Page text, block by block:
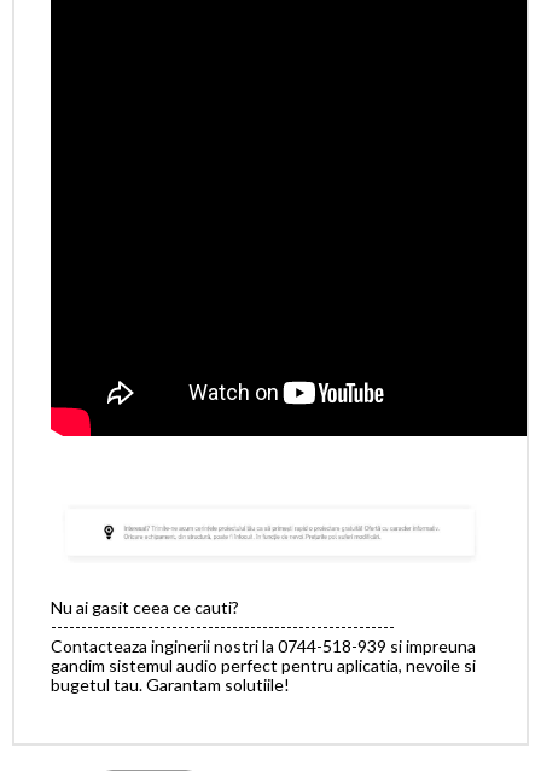
Nu ai gasit ceea ce cauti?
---------------------------------------------------------
Contacteaza inginerii nostri la 0744-518-939 si impreuna
gandim sistemul audio perfect pentru aplicatia, nevoile si
bugetul tau. Garantam solutiile!